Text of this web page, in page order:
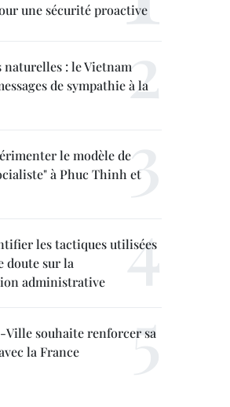
une sécurité proactive
naturelles : le Vietnam
de sympathie à la
le modèle de
à Phuc Thinh et
les tactiques utilisées
doute sur la
administrative
souhaite renforcer sa
la France